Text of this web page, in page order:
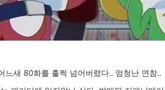
느새 80화를 훌쩍 넘어버렸다.. 엄청난 연참..